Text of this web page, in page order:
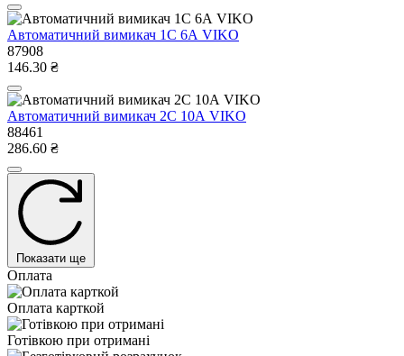
Автоматичний вимикач 1C 6А VIKO
87908
146.30 ₴
Автоматичний вимикач 2C 10А VIKO
88461
286.60 ₴
Показати ще
Оплата
Оплата карткой
Готівкою при отримані